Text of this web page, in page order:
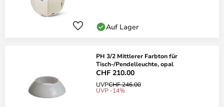
Auf Lager
PH 3/2 Mittlerer Farbton für
Tisch-/Pendelleuchte, opal
CHF 210.00
UVPCHF 246.00
UVP -14%